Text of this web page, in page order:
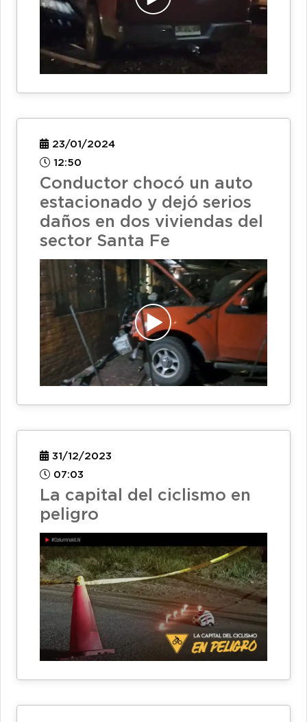
23/01/2024
12:50
Conductor chocó un auto
estacionado y dejó serios
daños en dos viviendas del
sector Santa Fe
31/12/2023
07:03
La capital del ciclismo en
peligro